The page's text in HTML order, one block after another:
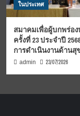
ในประเทศ
สมาคมเพื่อผู้บกพร่อ
ครั้งที่ 23 ประจำปี
การดำเนินงานด้าน
admin 23/07/2026